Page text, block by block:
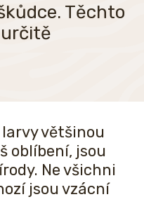
Těchto
určitě
většinou
oblíbení, jsou
Ne všichni
jsou vzácní